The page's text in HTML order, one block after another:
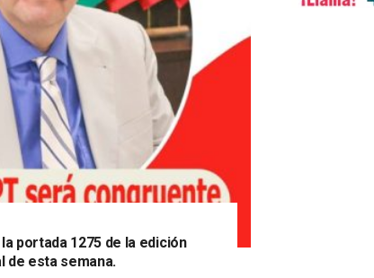
portada 1275 de la edición
de esta semana.